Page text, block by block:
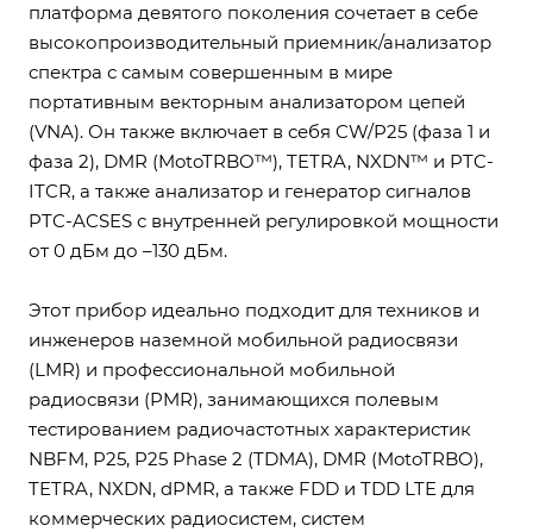
платформа девятого поколения сочетает в себе
высокопроизводительный приемник/анализатор
спектра с самым совершенным в мире
портативным векторным анализатором цепей
(VNA). Он также включает в себя CW/P25 (фаза 1 и
фаза 2), DMR (MotoTRBO™), TETRA, NXDN™ и PTC-
ITCR, а также анализатор и генератор сигналов
PTC-ACSES с внутренней регулировкой мощности
от 0 дБм до –130 дБм.
Этот прибор идеально подходит для техников и
инженеров наземной мобильной радиосвязи
(LMR) и профессиональной мобильной
радиосвязи (PMR), занимающихся полевым
тестированием радиочастотных характеристик
NBFM, P25, P25 Phase 2 (TDMA), DMR (MotoTRBO),
TETRA, NXDN, dPMR, а также FDD и TDD LTE для
коммерческих радиосистем, систем